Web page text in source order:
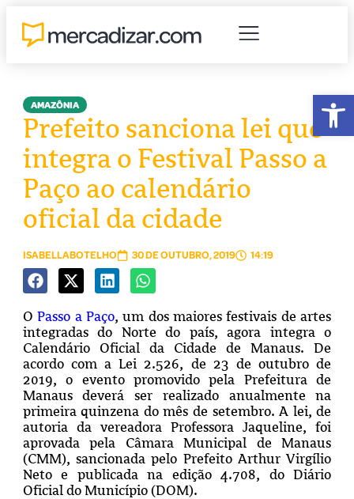
AMAZÔNIA
Prefeito sanciona lei que
integra o Festival Passo a
Paço ao calendário
oficial da cidade
ISABELLABOTELHO 30 DE OUTUBRO, 2019 14:19
OPasso a Paço, um dos maiores festivais de artes
integradas do Norte do país, agora integra o
Calendário Oficial da Cidade de Manaus. De
acordo com a Lei 2.526, de 23 de outubro de
2019, o evento promovido pela Prefeitura de
Manausdeverá ser realizado anualmente na
primeira quinzena do mês de setembro. A lei, de
autoria da vereadora Professora Jaqueline, foi
aprovada pela Câmara Municipal de Manaus
(CMM), sancionada pelo Prefeito Arthur Virgílio
Neto e publicada na edição 4.708, do Diário
Oficial do Município (DOM).